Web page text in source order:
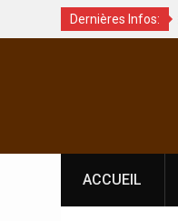
Dernières Infos:
brûlée avec son bébé
ACCUEIL